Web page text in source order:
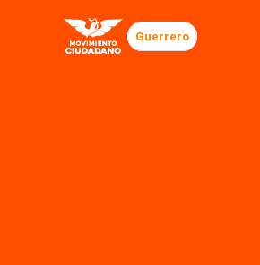
Guerrero